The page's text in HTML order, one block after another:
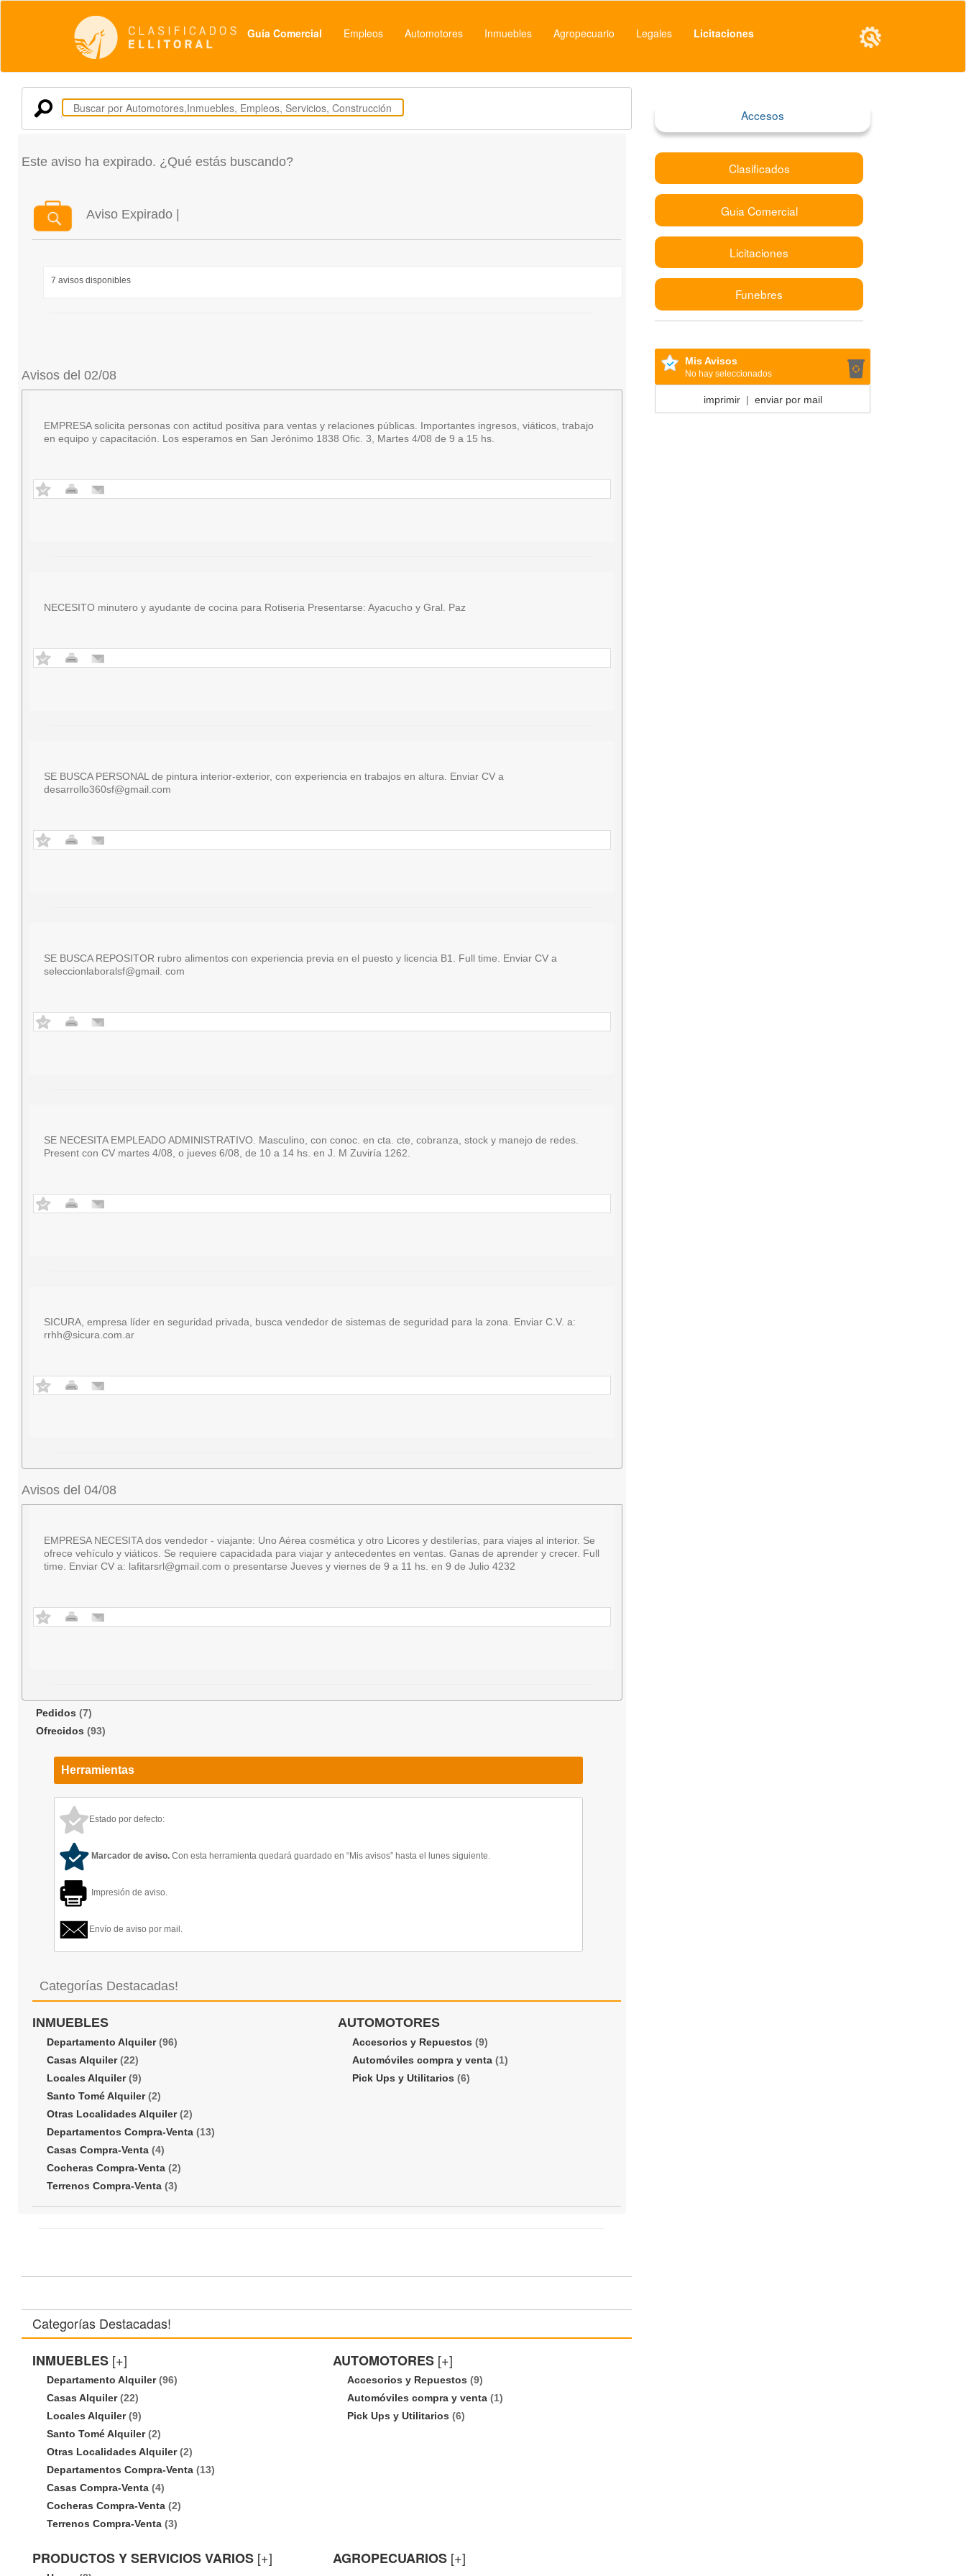
Guía Comercial Empleos Automotores Inmuebles Agropecuario Legales Licitaciones
Este aviso ha expirado. ¿Qué estás buscando?
Aviso Expirado |
7 avisos disponibles
Avisos del 02/08
EMPRESA solicita personas con actitud positiva para ventas y relaciones públicas. Importantes ingresos, viáticos, trabajo
en equipo y capacitación. Los esperamos en San Jerónimo 1838 Ofic. 3, Martes 4/08 de 9 a 15 hs.
NECESITO minutero y ayudante de cocina para Rotiseria Presentarse: Ayacucho y Gral. Paz
SE BUSCA PERSONAL de pintura interior-exterior, con experiencia en trabajos en altura. Enviar CV a
desarrollo360sf@gmail.com
SE BUSCA REPOSITOR rubro alimentos con experiencia previa en el puesto y licencia B1. Full time. Enviar CV a
seleccionlaboralsf@gmail. com
SE NECESITA EMPLEADO ADMINISTRATIVO. Masculino, con conoc. en cta. cte, cobranza, stock y manejo de redes.
Present con CV martes 4/08, o jueves 6/08, de 10 a 14 hs. en J. M Zuviría 1262.
SICURA, empresa líder en seguridad privada, busca vendedor de sistemas de seguridad para la zona. Enviar C.V. a:
rrhh@sicura.com.ar
Avisos del 04/08
EMPRESA NECESITA dos vendedor - viajante: Uno Aérea cosmética y otro Licores y destilerías, para viajes al interior. Se
ofrece vehículo y viáticos. Se requiere capacidada para viajar y antecedentes en ventas. Ganas de aprender y crecer. Full
time. Enviar CV a: lafitarsrl@gmail.com o presentarse Jueves y viernes de 9 a 11 hs. en 9 de Julio 4232
Pedidos (7)
Ofrecidos (93)
Herramientas
Estado por defecto:
Marcador de aviso. Con esta herramienta quedará guardado en “Mis avisos” hasta el lunes siguiente.
Impresión de aviso.
Envío de aviso por mail.
Categorías Destacadas!
INMUEBLES
Departamento Alquiler(96)
Casas Alquiler(22)
Locales Alquiler(9)
Santo Tomé Alquiler(2)
Otras Localidades Alquiler(2)
Departamentos Compra-Venta (13)
Casas Compra-Venta (4)
Cocheras Compra-Venta (2)
Terrenos Compra-Venta (3)
AUTOMOTORES
Accesorios y Repuestos (9)
Automóviles compra y venta(1)
Pick Ups y Utilitarios (6)
Categorías Destacadas!
INMUEBLES [+]
Departamento Alquiler(96)
Casas Alquiler(22)
Locales Alquiler(9)
Santo Tomé Alquiler(2)
Otras Localidades Alquiler(2)
Departamentos Compra-Venta (13)
Casas Compra-Venta (4)
Cocheras Compra-Venta (2)
Terrenos Compra-Venta (3)
AUTOMOTORES [+]
Accesorios y Repuestos (9)
Automóviles compra y venta (1)
Pick Ups y Utilitarios (6)
PRODUCTOS Y SERVICIOS VARIOS [+] AGROPECUARIOS [+]
Accesos
Clasificados
Guia Comercial
Licitaciones
Funebres
Mis Avisos
No hay seleccionados
imprimir| enviar por mail